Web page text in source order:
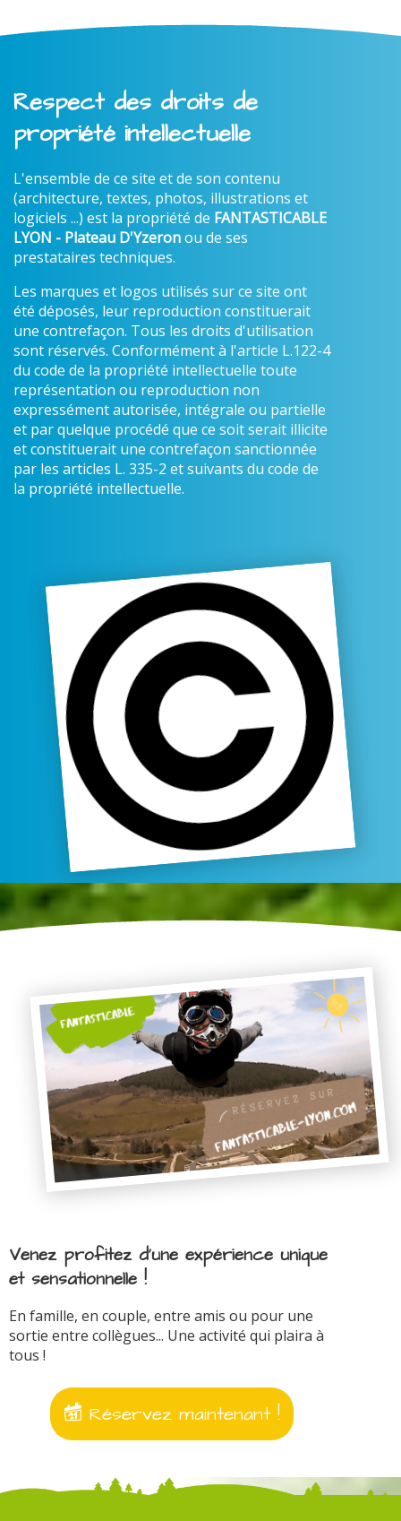
Respect des droits de
propriété intellectuelle
L'ensemble de ce site et de son contenu
(architecture, textes, photos, illustrations et
logiciels ...) est la propriété de FANTASTICABLE
LYON - Plateau D'Yzeronou de ses
prestataires techniques.
Les marques et logos utilisés sur ce site ont
été déposés, leur reproduction constituerait
une contrefaçon. Tous les droits d'utilisation
sont réservés. Conformément à l'article L.122-4
du code de la propriété intellectuelle toute
représentation ou reproduction non
expressément autorisée, intégrale ou partielle
et par quelque procédé que ce soit serait illicite
et constituerait une contrefaçon sanctionnée
par les articles L. 335-2 et suivants du code de
la propriété intellectuelle.
Venez profitez d'une expérience unique
et sensationnelle !
En famille, en couple, entre amis ou pour une
sortie entre collègues... Une activité qui plaira à
tous !
Réservez maintenant !